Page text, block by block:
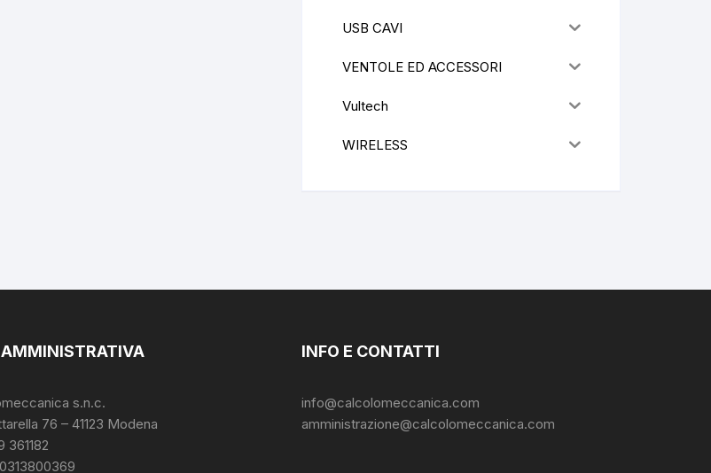
USB CAVI
VENTOLE ED ACCESSORI
Vultech
WIRELESS
AMMINISTRATIVA
s.n.c.
76 – 41123 Modena
361182
INFO E CONTATTI
info@calcolomeccanica.com
amministrazione@calcolomeccanica.com